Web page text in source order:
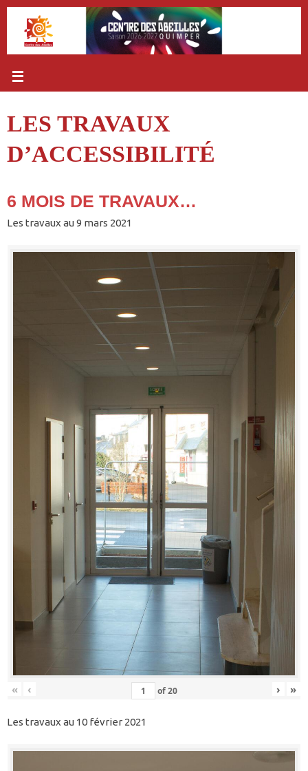
Passer
contenu
LES TRAVAUX
D’ACCESSIBILITÉ
6 MOIS DE TRAVAUX…
Les travaux au 9 mars 2021
« ‹ of20 › »
Les travaux au 10 février 2021